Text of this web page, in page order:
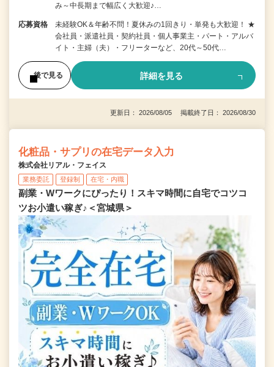
み～中長期まで幅広く大歓迎♪…
応募資格
未経験OK＆年齢不問！夏休みの1回きり・単発も大歓迎！ ★
会社員・派遣社員・契約社員・個人事業主・パート・アルバ
イト・主婦（夫）・フリーターなど、20代～50代…
後で見る 詳細を見る
更新日： 2026/08/05 掲載終了日： 2026/08/30
化粧品・サプリの在宅データ入力
株式会社リアル・フェイス
業務委託 登録制 在宅・内職
副業・Wワークにぴったり！スキマ時間に自宅でコツコ
ツお小遣い稼ぎ♪＜宮城県＞